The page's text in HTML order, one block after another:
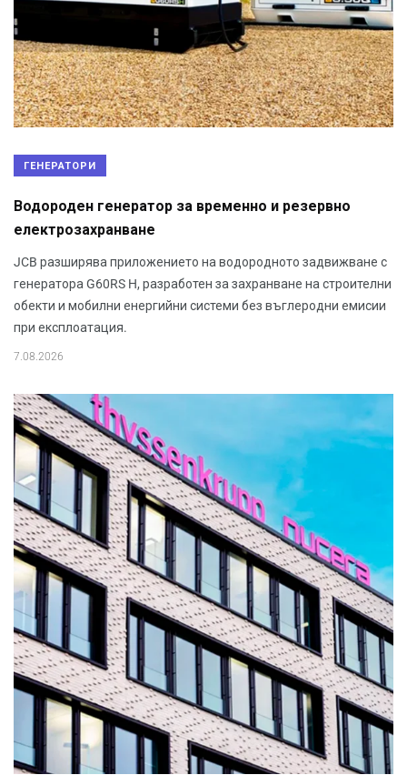
ГЕНЕРАТОРИ
Водороден генератор за временно и резервно
електрозахранване
JCB разширява приложението на водородното задвижване с
генератора G60RS H, разработен за захранване на строителни
обекти и мобилни енергийни системи без въглеродни емисии
при експлоатация.
7.08.2026